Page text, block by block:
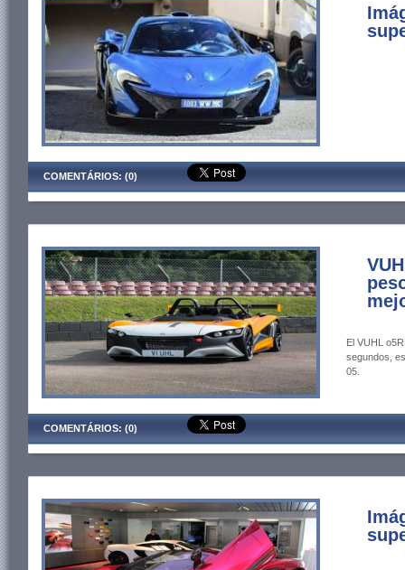
COMENTÁRIOS: (0)
El VUHL
segundos,
05.
COMENTÁRIOS: (0)